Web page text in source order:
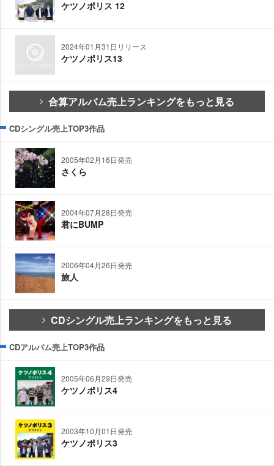
ケツノポリス 12
2024年01月31日リリース
ケツノポリス13
合算アルバム売上ランキングをもっと見る
CDシングル売上TOP3作品
2005年02月16日発売
さくら
2004年07月28日発売
君にBUMP
2006年04月26日発売
旅人
CDシングル売上ランキングをもっと見る
CDアルバム売上TOP3作品
2005年06月29日発売
ケツノポリス4
2003年10月01日発売
ケツノポリス3